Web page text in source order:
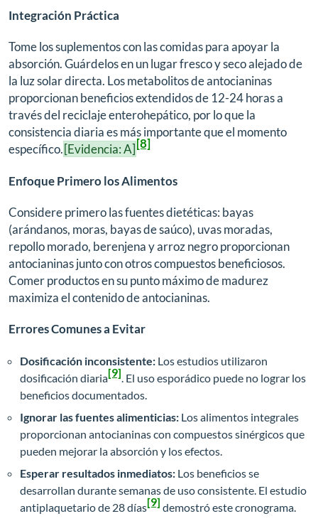
Integración Práctica
Tome los suplementos con las comidas para apoyar la
absorción. Guárdelos en un lugar fresco y seco alejado de
la luz solar directa. Los metabolitos de antocianinas
proporcionan beneficios extendidos de 12-24 horas a
través del reciclaje enterohepático, por lo que la
consistencia diaria es más importante que el momento
específico.[Evidencia: A][8]
Enfoque Primero los Alimentos
Considere primero las fuentes dietéticas: bayas
(arándanos, moras, bayas de saúco), uvas moradas,
repollo morado, berenjena y arroz negro proporcionan
antocianinas junto con otros compuestos beneficiosos.
Comer productos en su punto máximo de madurez
maximiza el contenido de antocianinas.
Errores Comunes a Evitar
Dosificación inconsistente: Los estudios utilizaron
dosificación diaria[9] . El uso esporádico puede no lograr los
beneficios documentados.
Ignorar las fuentes alimenticias: Los alimentos integrales
proporcionan antocianinas con compuestos sinérgicos que
pueden mejorar la absorción y los efectos.
Esperar resultados inmediatos: Los beneficios se
desarrollan durante semanas de uso consistente. El estudio
antiplaquetario de 28 días[9] demostró este cronograma.